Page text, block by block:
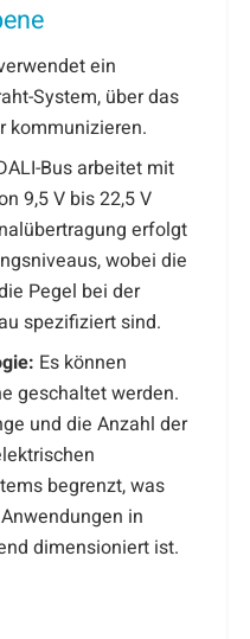
ein
System, über das
kommunizieren.
Bus arbeitet mit
9,5 V bis 22,5 V
erfolgt
wobei die
Pegel bei der
spezifiziert sind.
Es können
geschaltet werden.
und die Anzahl der
begrenzt, was
in
dimensioniert ist.